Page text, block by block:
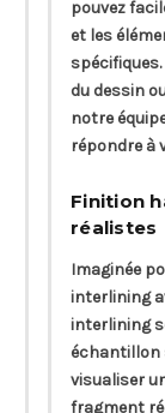
pouvez
et les
du dessin
notre
répondre à
Finition
réalistes
Imaginée
interlining
interlining
échantillon
visualiser
fragment